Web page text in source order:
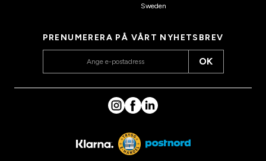
Sweden
PRENUMERERA PÅ VÅRT NYHETSBREV
OK